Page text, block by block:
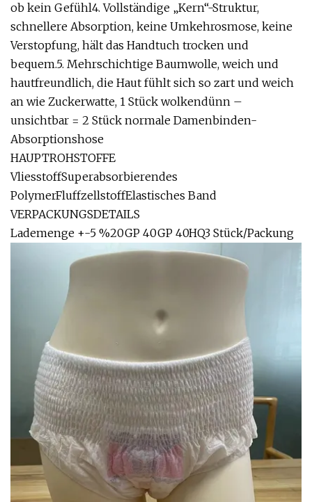
ob kein Gefühl4. Vollständige „Kern“-Struktur,
schnellere Absorption, keine Umkehrosmose, keine
Verstopfung, hält das Handtuch trocken und
bequem.5. Mehrschichtige Baumwolle, weich und
hautfreundlich, die Haut fühlt sich so zart und weich
an wie Zuckerwatte, 1 Stück wolkendünn –
unsichtbar = 2 Stück normale Damenbinden-
Absorptionshose
HAUPTROHSTOFFE
VliesstoffSuperabsorbierendes
PolymerFluffzellstoffElastisches Band
VERPACKUNGSDETAILS
Lademenge +-5 %20GP 40GP 40HQ3 Stück/Packung